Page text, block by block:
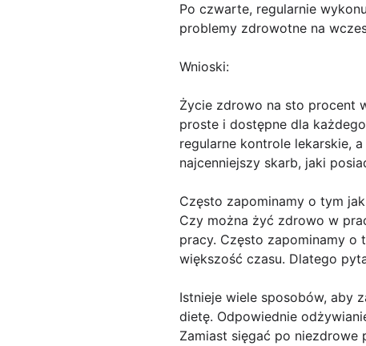
Po czwarte, regularnie
problemy zdrowotne na
Wnioski:
Życie zdrowo na sto procent
proste i dostępne dla
regularne kontrole lekarskie,
najcenniejszy skarb, jaki
Często zapominamy o tym
Czy można żyć zdrowo w
pracy. Często zapominamy o
większość czasu. Dlatego
Istnieje wiele sposobów, aby
dietę. Odpowiednie
Zamiast sięgać po